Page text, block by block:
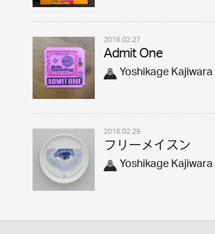
2016.02.27
Admit One
Yoshikage Kajiwara
2016.02.29
フリーメイスン
Yoshikage Kajiwara